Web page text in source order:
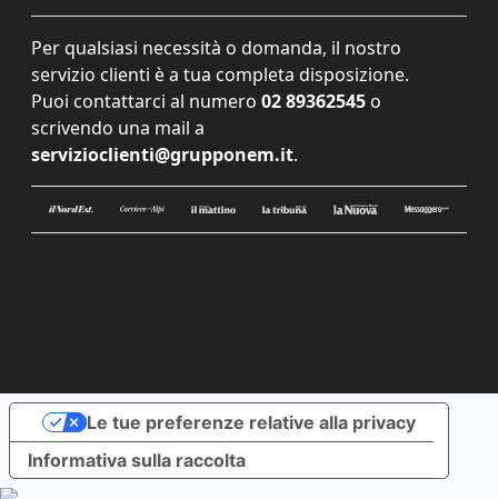
Per qualsiasi necessità o domanda, il nostro
servizio clienti è a tua completa disposizione.
Puoi contattarci al numero 02 89362545 o
scrivendo una mail a
servizioclienti@grupponem.it.
Informativa sulla raccolta
Le tue preferenze relative alla privacy